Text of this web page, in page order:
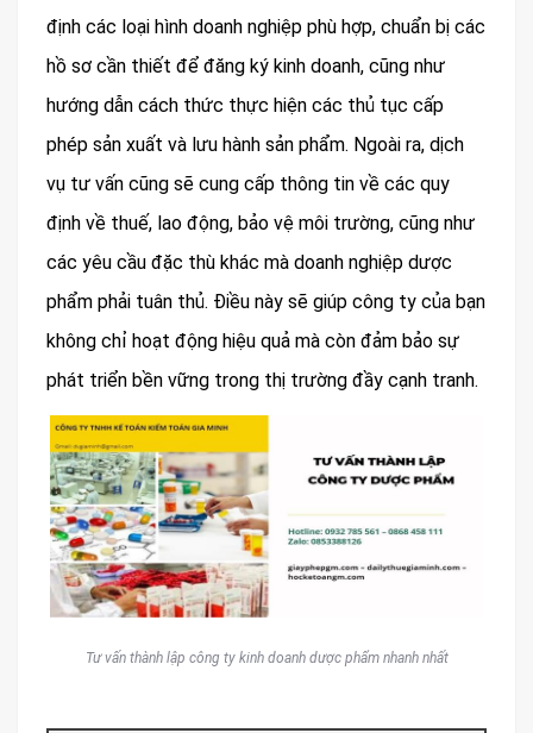
định các loại hình doanh nghiệp phù hợp, chuẩn bị các
hồ sơ cần thiết để đăng ký kinh doanh, cũng như
hướng dẫn cách thức thực hiện các thủ tục cấp
phép sản xuất và lưu hành sản phẩm. Ngoài ra, dịch
vụ tư vấn cũng sẽ cung cấp thông tin về các quy
định về thuế, lao động, bảo vệ môi trường, cũng như
các yêu cầu đặc thù khác mà doanh nghiệp dược
phẩm phải tuân thủ. Điều này sẽ giúp công ty của bạn
không chỉ hoạt động hiệu quả mà còn đảm bảo sự
phát triển bền vững trong thị trường đầy cạnh tranh.
Tư vấn thành lập công ty kinh doanh dược phẩm nhanh nhất